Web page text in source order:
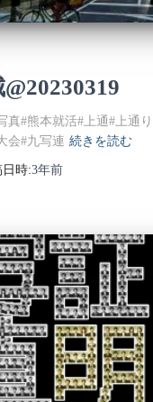
真#熊本就活#上通#上通
会#九写連 続きを読む
時:3年前